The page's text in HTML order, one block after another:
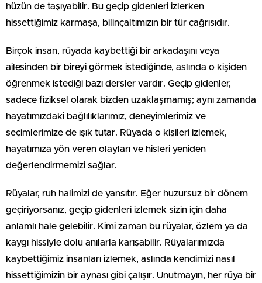
hüzün de taşıyabilir. Bu geçip gidenleri izlerken
hissettiğimiz karmaşa, bilinçaltımızın bir tür çağrısıdır.
Birçok insan, rüyada kaybettiği bir arkadaşını veya
ailesinden bir bireyi görmek istediğinde, aslında o kişiden
öğrenmek istediği bazı dersler vardır. Geçip gidenler,
sadece fiziksel olarak bizden uzaklaşmamış; aynı zamanda
hayatımızdaki bağlılıklarımız, deneyimlerimiz ve
seçimlerimize de ışık tutar. Rüyada o kişileri izlemek,
hayatımıza yön veren olayları ve hisleri yeniden
değerlendirmemizi sağlar.
Rüyalar, ruh halimizi de yansıtır. Eğer huzursuz bir dönem
geçiriyorsanız, geçip gidenleri izlemek sizin için daha
anlamlı hale gelebilir. Kimi zaman bu rüyalar, özlem ya da
kaygı hissiyle dolu anılarla karışabilir. Rüyalarımızda
kaybettiğimiz insanları izlemek, aslında kendimizi nasıl
hissettiğimizin bir aynası gibi çalışır. Unutmayın, her rüya bir